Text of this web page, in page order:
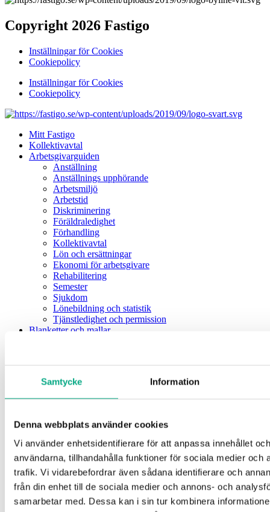
Samtycke Information
Denna webbplats använder cookies
Vi använder enhetsidentifierare för att anpassa innehållet
användarna, tillhandahålla funktioner för sociala medier och
trafik. Vi vidarebefordrar även sådana identifierare och
från din enhet till de sociala medier och annons- och
samarbetar med. Dessa kan i sin tur kombinera
Copyright 2026 Fastigo
Inställningar för Cookies
Cookiepolicy
Inställningar för Cookies
Cookiepolicy
Mitt Fastigo
Kollektivavtal
Arbetsgivarguiden
Anställning
Anställnings upphörande
Arbetsmiljö
Arbetstid
Diskriminering
Föräldraledighet
Förhandling
Kollektivavtal
Lön och ersättningar
Ekonomi för arbetsgivare
Rehabilitering
Semester
Sjukdom
Lönebildning och statistik
Tjänstledighet och permission
Blanketter och mallar
Klassigo
Bli medlem
Om oss
Kontakta oss
Jobba hos oss
HR-Huset
Trygghetsfonderna
Press och media
Styrelse